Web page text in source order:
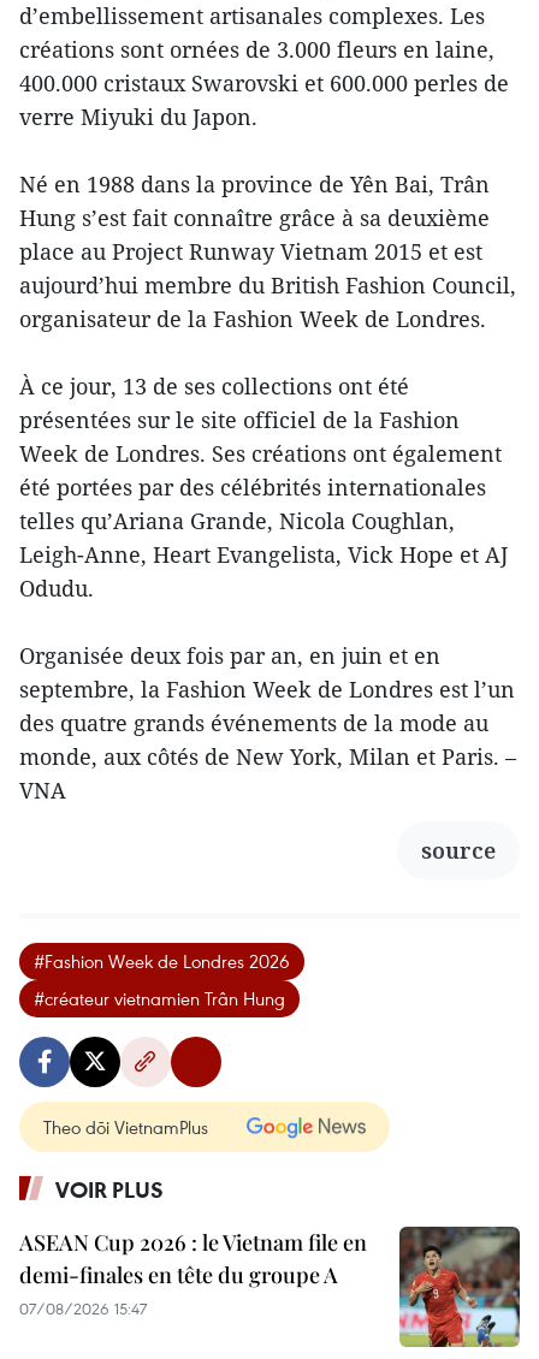
d’embellissement artisanales complexes. Les
créations sont ornées de 3.000 fleurs en laine,
400.000 cristaux Swarovski et 600.000 perles de
verre Miyuki du Japon.
Né en 1988 dans la province de Yên Bai, Trân
Hung s’est fait connaître grâce à sa deuxième
place au Project Runway Vietnam 2015 et est
aujourd’hui membre du British Fashion Council,
organisateur de la Fashion Week de Londres.
À ce jour, 13 de ses collections ont été
présentées sur le site officiel de la Fashion
Week de Londres. Ses créations ont également
été portées par des célébrités internationales
telles qu’Ariana Grande, Nicola Coughlan,
Leigh-Anne, Heart Evangelista, Vick Hope et AJ
Odudu.
Organisée deux fois par an, en juin et en
septembre, la Fashion Week de Londres est l’un
des quatre grands événements de la mode au
monde, aux côtés de New York, Milan et Paris. –
VNA
source
#Fashion Week de Londres 2026
#créateur vietnamien Trân Hung
Theo dõi VietnamPlus
VOIR PLUS
ASEAN Cup 2026 : le Vietnam file en
demi-finales en tête du groupe A
07/08/2026 15:47